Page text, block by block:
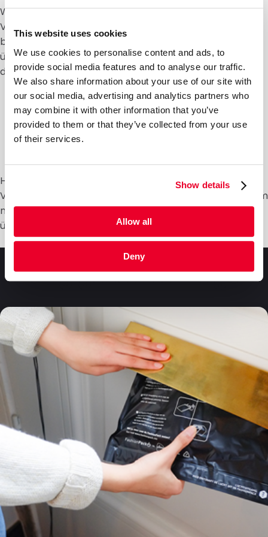
This website uses cookies
We use cookies to personalise content and ads, to
provide social media features and to analyse our traffic.
We also share information about your use of our site with
our social media, advertising and analytics partners who
may combine it with other information that you’ve
provided to them or that they’ve collected from your use
of their services.
Show details
Allow all
Deny
Wir sind davon überzeugt, dass die perfekte
Verpackung Ihre Marke auf ein neues Niveau hebt. Wir
bieten daher maßgeschneiderte Lösungen, die weit
über Standardmaße hinausgehen. Hier eine Übersicht
der Möglichkeiten:
Umschläge bedrucken (Logo, Design, Branding)
Format und Inhalt anpassen
Individuelle Etikettierung
Spezielle Veredelungen
Haben Sie eine innovative Idee für Ihre
Versandverpackung? DaklaPack ist bereit, gemeinsam
mit Ihnen neue Wege zu gehen. Erfahren Sie mehr
über unseren
Tailor-madeService.
Häufig gestellte Fragen